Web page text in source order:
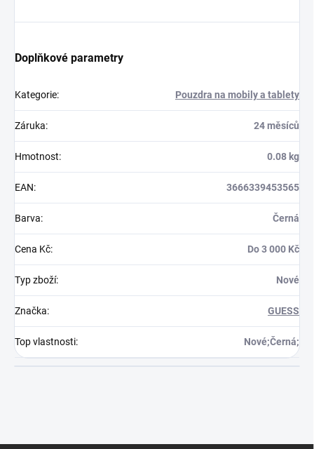
Doplňkové parametry
Kategorie: Pouzdra na mobily a tablety
Záruka: 24 měsíců
Hmotnost: 0.08 kg
EAN: 3666339453565
Barva: Černá
Cena Kč: Do 3 000 Kč
Typ zboží: Nové
Značka: GUESS
Top vlastnosti: Nové;Černá;